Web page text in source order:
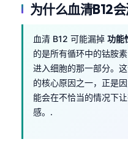
为什么血清B12
血清 B12 可能漏掉 功能
的是所有循环中的钴胺
进入细胞的那一部分。
的核心原因之一，正是
能会在不恰当的情况下
感。.